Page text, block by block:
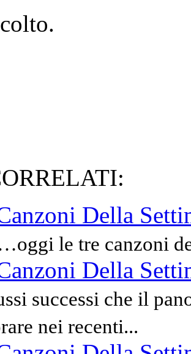
Della
le tre canzoni
Della
successi che il
nei recenti...